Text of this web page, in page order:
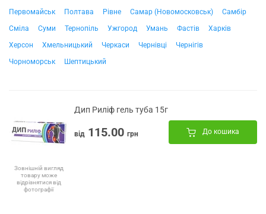
Первомайськ
Полтава Рівне Самар (Новомосковськ)
Самбір
Сміла
Суми Тернопіль Ужгород Умань Фастів
Харків
Херсон
Хмельницький Черкаси Чернівці
Чернігів
Чорноморськ
Шептицький
Зовнішній вигляд
товару може
відрізнятися від
фотографії
Дип Риліф гель туба 15г
від 115.00 грн До кошика